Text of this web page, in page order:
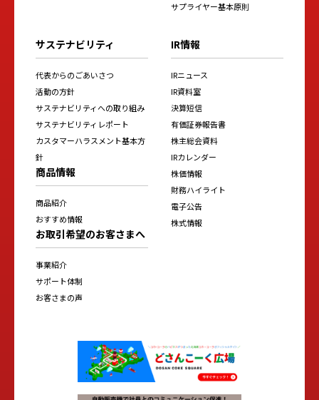
サプライヤー基本原則
サステナビリティ
代表からのごあいさつ
活動の方針
サステナビリティへの取り組み
サステナビリティレポート
カスタマーハラスメント基本方
針
商品情報
商品紹介
おすすめ情報
お取引希望のお客さまへ
事業紹介
サポート体制
お客さまの声
IR情報
IRニュース
IR資料室
決算短信
有価証券報告書
株主総会資料
IRカレンダー
株価情報
財務ハイライト
電子公告
株式情報